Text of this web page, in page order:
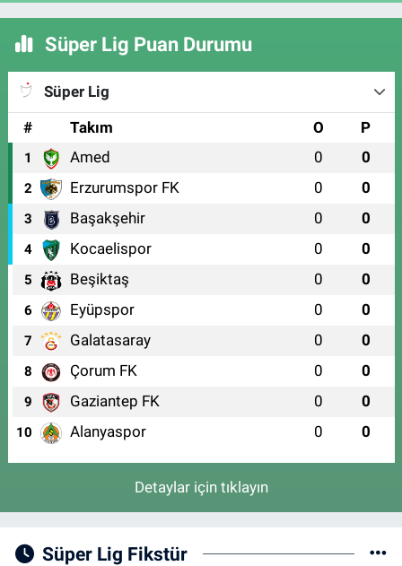
Süper Lig Puan Durumu
Süper Lig
#
Takım O P
1 Amed 0 0
2 Erzurumspor FK 0 0
3 Başakşehir 0 0
4 Kocaelispor 0 0
5 Beşiktaş 0 0
6 Eyüpspor 0 0
7 Galatasaray 0 0
8 Çorum FK 0 0
9 Gaziantep FK 0 0
10 Alanyaspor 0 0
Detaylar için tıklayın
Süper Lig Fikstür